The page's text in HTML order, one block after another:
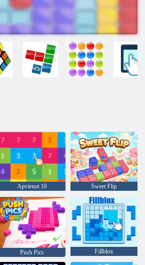
Apvienot 10 Sweet Flip
Push Pics Fillblox